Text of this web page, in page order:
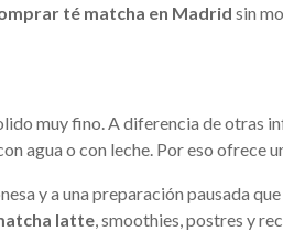
té matcha en Madrid sin
muy fino. A diferencia de otras
agua o con leche. Por eso ofrece
y a una preparación pausada
latte , smoothies, postres y